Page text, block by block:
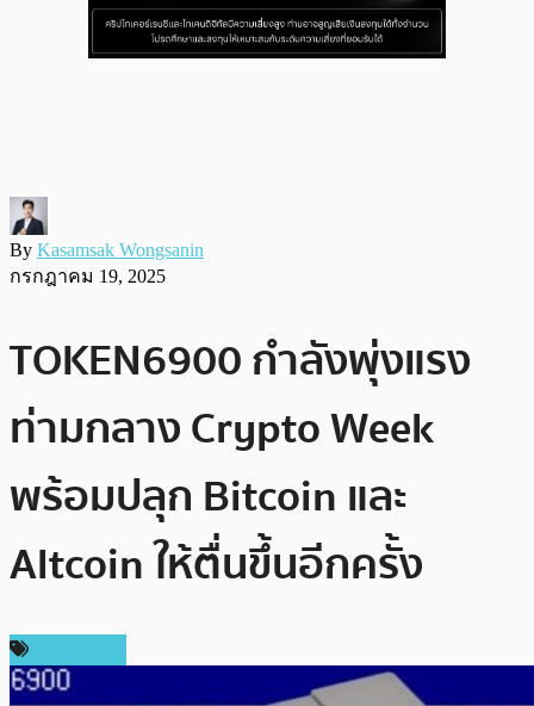
By Kasamsak Wongsanin
กรกฎาคม 19, 2025
TOKEN6900 กำลังพุ่งแรง
ท่ามกลาง Crypto Week
พร้อมปลุก Bitcoin และ
Altcoin ให้ตื่นขึ้นอีกครั้ง